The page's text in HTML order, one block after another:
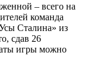
– всего на
команда
Сталина» из
сдав 26
игры можно